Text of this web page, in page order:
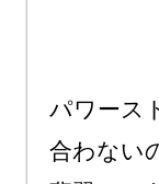
パワース
合わない